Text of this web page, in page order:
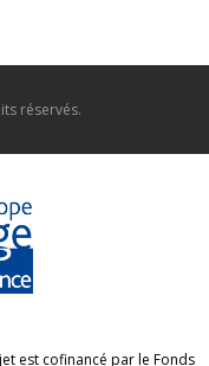
réservés.
est cofinancé par le Fonds